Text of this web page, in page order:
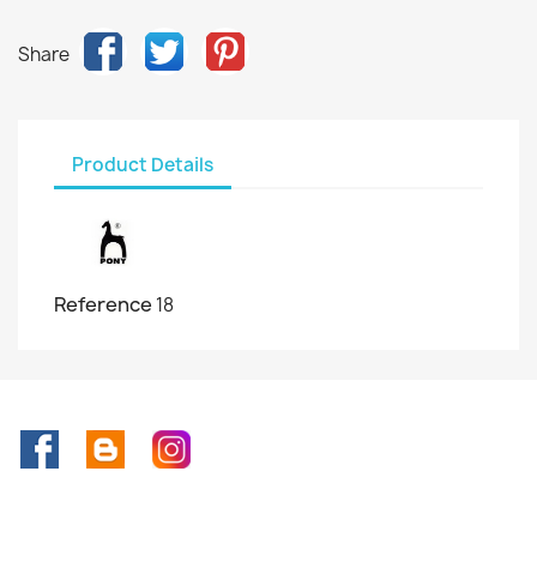
Share
Product Details
Reference 18
FacebookRss Instagram